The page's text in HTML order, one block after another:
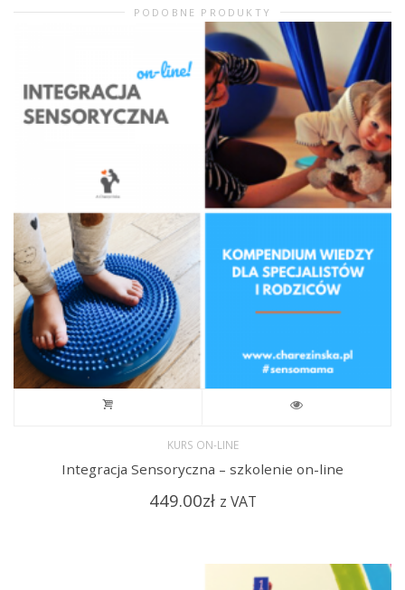
PODOBNE PRODUKTY
KURS ON-LINE
Integracja Sensoryczna – szkolenie on-line
449.00zł z VAT